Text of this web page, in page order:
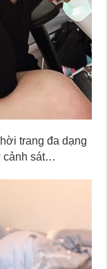
trang đa dạng
cảnh sát…